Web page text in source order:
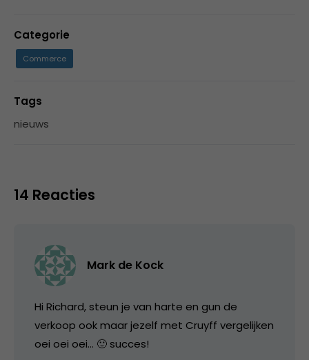
Categorie
Commerce
Tags
nieuws
14 Reacties
Mark de Kock
Hi Richard, steun je van harte en gun de
verkoop ook maar jezelf met Cruyff vergelijken
oei oei oei… 🙂 succes!